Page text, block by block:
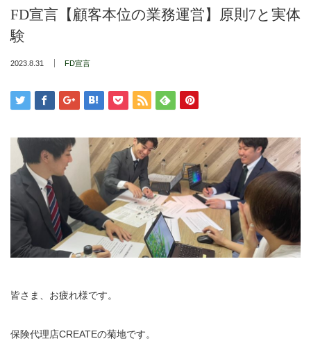
FD宣言【顧客本位の業務運営】原則7と実体
験
2023.8.31 FD宣言
皆さま、お疲れ様です。
保険代理店CREATEの菊地です。